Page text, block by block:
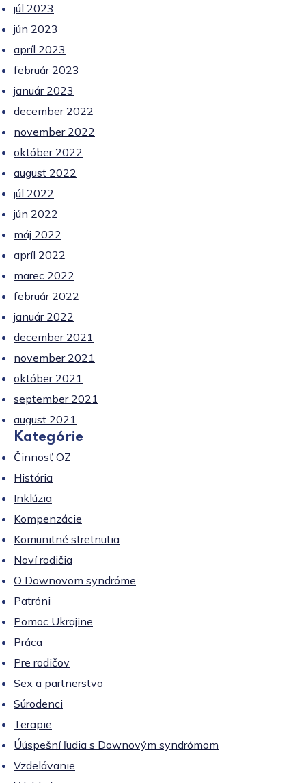
júl 2023
jún 2023
apríl 2023
február 2023
január 2023
december 2022
november 2022
október 2022
august 2022
júl 2022
jún 2022
máj 2022
apríl 2022
marec 2022
február 2022
január 2022
december 2021
november 2021
október 2021
september 2021
august 2021
Kategórie
Činnosť OZ
História
Inklúzia
Kompenzácie
Komunitné stretnutia
Noví rodičia
O Downovom syndróme
Patróni
Pomoc Ukrajine
Práca
Pre rodičov
Sex a partnerstvo
Súrodenci
Terapie
Úúspešní ľudia s Downovým syndrómom
Vzdelávanie